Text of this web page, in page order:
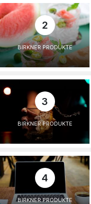
2
BIRKNER PRODUKTE
3
BIRKNER PRODUKTE
4
BIRKNER PRODUKTE